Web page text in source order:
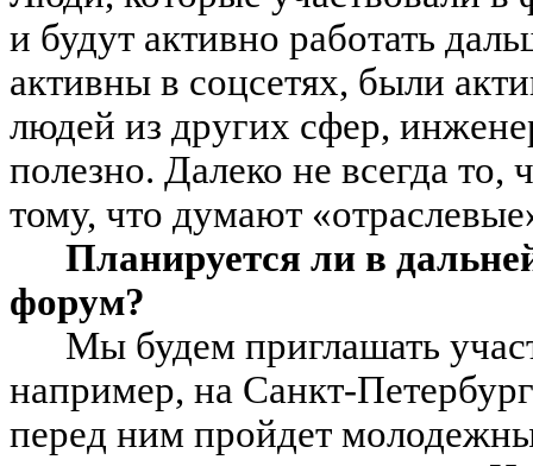
и будут активно работать
активны в соцсетях, были
людей из других сфер,
полезно. Далеко не всегда то,
тому, что думают
Планируется ли в
форум?
Мы будем приглашать
например, на Санкт-
перед ним пройдет